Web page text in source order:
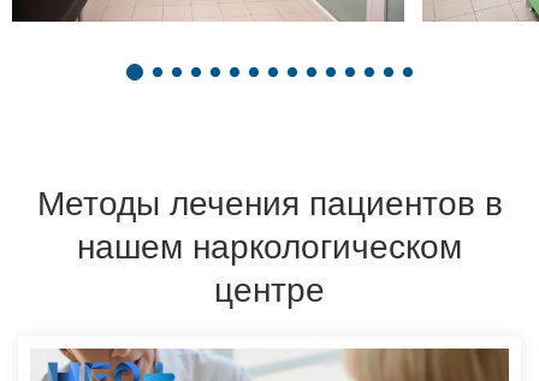
Методы лечения пациентов в
нашем наркологическом
центре